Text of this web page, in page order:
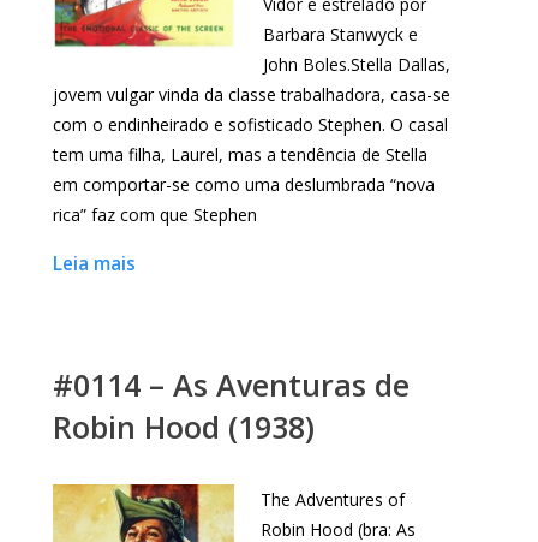
Barbara Stanwyck e
John Boles.Stella Dallas,
jovem vulgar vinda da classe trabalhadora, casa-se
com o endinheirado e sofisticado Stephen. O casal
tem uma filha, Laurel, mas a tendência de Stella
em comportar-se como uma deslumbrada “nova
rica” faz com que Stephen
Leia mais
#0114 – As Aventuras de
Robin Hood (1938)
The Adventures of
Robin Hood (bra: As